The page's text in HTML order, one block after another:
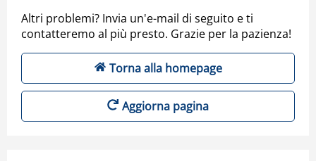
Altri problemi? Invia un'e-mail di seguito e ti
contatteremo al più presto. Grazie per la pazienza!
Torna alla homepage
Aggiorna pagina